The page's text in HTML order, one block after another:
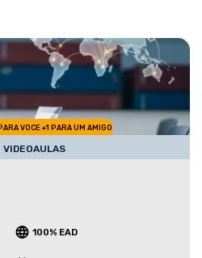
VOCE +1 PARA UM AMIGO
VIDEOAULAS
100% EAD